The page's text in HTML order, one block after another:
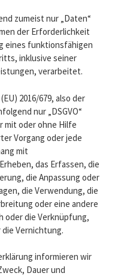
zumeist nur „Daten“
der Erforderlichkeit
eines funktionsfähigen
inklusive seiner
verarbeitet.
2016/679, also der
nur „DSGVO“
mit oder ohne Hilfe
Vorgang oder jede
mit
das Erfassen, die
die Anpassung oder
die Verwendung, die
oder eine andere
oder die Verknüpfung,
Vernichtung.
informieren wir
Dauer und